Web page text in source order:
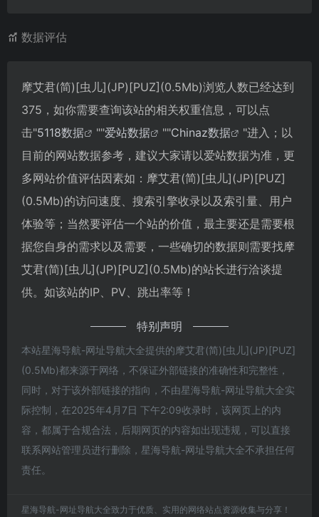
数据评估
摩艾君(简)[虫儿](JP)[PUZ](0.5Mb)浏览人数已经达到
375，如你需要查询该站的相关权重信息，可以点
击"5118数据 ""爱站数据 ""Chinaz数据
"进入；以
目前的网站数据参考，建议大家请以爱站数据为准，更
多网站价值评估因素如：摩艾君(简)[虫儿](JP)[PUZ]
(0.5Mb)的访问速度、搜索引擎收录以及索引量、用户
体验等；当然要评估一个站的价值，最主要还是需要根
据您自身的需求以及需要，一些确切的数据则需要找摩
艾君(简)[虫儿](JP)[PUZ](0.5Mb)的站长进行洽谈提
供。如该站的IP、PV、跳出率等！
特别声明
本站星海导航-网址导航大全提供的摩艾君(简)[虫儿](JP)[PUZ]
(0.5Mb)都来源于网络，不保证外部链接的准确性和完整性，
同时，对于该外部链接的指向，不由星海导航-网址导航大全实
际控制，在2025年4月7日 下午2:09收录时，该网页上的内
容，都属于合规合法，后期网页的内容如出现违规，可以直接
联系网站管理员进行删除，星海导航-网址导航大全不承担任何
责任。
星海导航-网址导航大全致力于优质、实用的网络站点资源收集与分享！